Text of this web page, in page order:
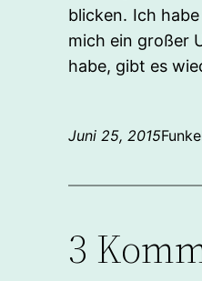
blicken. Ich
mich ein großer
habe, gibt es
Juni 25, 2015
3